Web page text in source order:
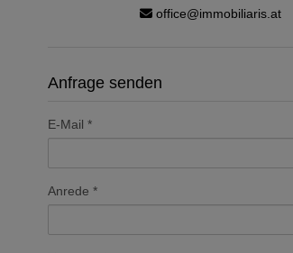
office@immobiliaris.at
Anfrage senden
E-Mail
Anrede